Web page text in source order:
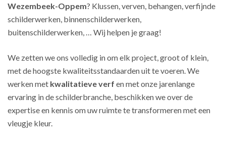
Wezembeek-Oppem? Klussen, verven, behangen, verfijnde
schilderwerken, binnenschilderwerken,
buitenschilderwerken, … Wij helpen je graag!
We zetten we ons volledig in om elk project, groot of klein,
met de hoogste kwaliteitsstandaarden uit te voeren. We
werken met kwalitatieve verf en met onze jarenlange
ervaring in de schilderbranche, beschikken we over de
expertise en kennis om uw ruimte te transformeren met een
vleugje kleur.